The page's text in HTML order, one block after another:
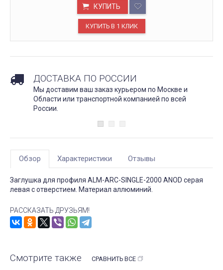
КУПИТЬ
ДОСТАВКА ПО РОССИИ
Мы доставим ваш заказ курьером по Москве и
Области или транспортной компанией по всей
России.
Обзор Характеристики Отзывы
Заглушка для профиля ALM-ARC-SINGLE-2000 ANOD серая
левая с отверстием. Материал аллюминий.
РАССКАЗАТЬ ДРУЗЬЯМ!
Смотрите также СРАВНИТЬ ВСЕ